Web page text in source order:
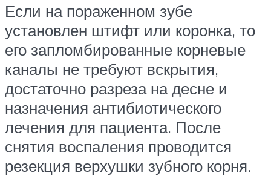
Если на пораженном зубе
установлен штифт или коронка, то
его запломбированные корневые
каналы не требуют вскрытия,
достаточно разреза на десне и
назначения антибиотического
лечения для пациента. После
снятия воспаления проводится
резекция верхушки зубного корня.